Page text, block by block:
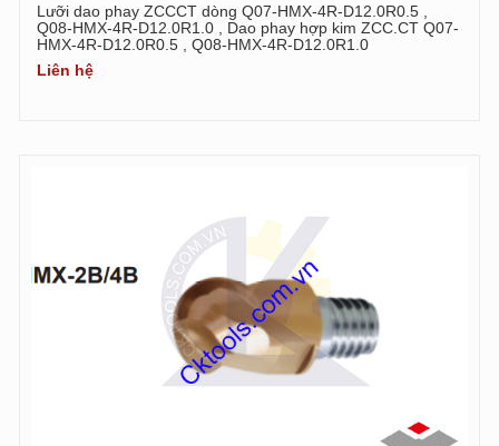
Lưỡi dao phay ZCCCT dòng Q07-HMX-4R-D12.0R0.5 ,
Q08-HMX-4R-D12.0R1.0 , Dao phay hợp kim ZCC.CT Q07-
HMX-4R-D12.0R0.5 , Q08-HMX-4R-D12.0R1.0
Liên hệ